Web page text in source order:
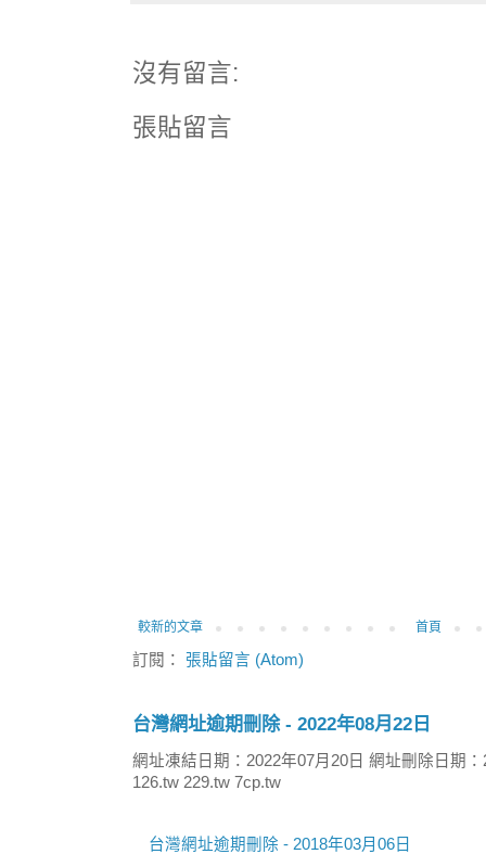
沒有留言:
張貼留言
較新的文章 首頁
訂閱： 張貼留言 (Atom)
台灣網址逾期刪除 - 2022年08月22日
網址凍結日期：2022年07月20日 網址刪除日期
126.tw 229.tw 7cp.tw
台灣網址逾期刪除 - 2018年03月06日